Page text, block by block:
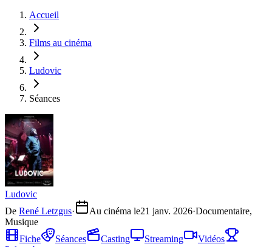
Accueil
Films au cinéma
Ludovic
Séances
Ludovic
De René Letzgus· Au cinéma le21 janv. 2026·Documentaire,
Musique
Fiche
Séances Casting Streaming
Vidéos